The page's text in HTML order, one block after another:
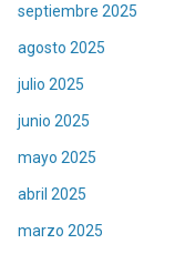
septiembre 2025
agosto 2025
julio 2025
junio 2025
mayo 2025
abril 2025
marzo 2025